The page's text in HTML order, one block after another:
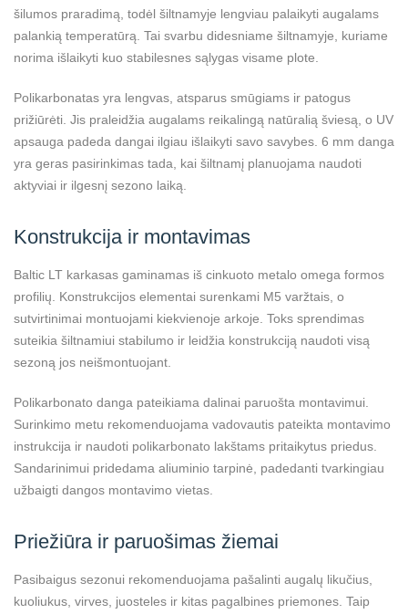
šilumos praradimą, todėl šiltnamyje lengviau palaikyti augalams
palankią temperatūrą. Tai svarbu didesniame šiltnamyje, kuriame
norima išlaikyti kuo stabilesnes sąlygas visame plote.
Polikarbonatas yra lengvas, atsparus smūgiams ir patogus
prižiūrėti. Jis praleidžia augalams reikalingą natūralią šviesą, o UV
apsauga padeda dangai ilgiau išlaikyti savo savybes. 6 mm danga
yra geras pasirinkimas tada, kai šiltnamį planuojama naudoti
aktyviai ir ilgesnį sezono laiką.
Konstrukcija ir montavimas
Baltic LT karkasas gaminamas iš cinkuoto metalo omega formos
profilių. Konstrukcijos elementai surenkami M5 varžtais, o
sutvirtinimai montuojami kiekvienoje arkoje. Toks sprendimas
suteikia šiltnamiui stabilumo ir leidžia konstrukciją naudoti visą
sezoną jos neišmontuojant.
Polikarbonato danga pateikiama dalinai paruošta montavimui.
Surinkimo metu rekomenduojama vadovautis pateikta montavimo
instrukcija ir naudoti polikarbonato lakštams pritaikytus priedus.
Sandarinimui pridedama aliuminio tarpinė, padedanti tvarkingiau
užbaigti dangos montavimo vietas.
Priežiūra ir paruošimas žiemai
Pasibaigus sezonui rekomenduojama pašalinti augalų likučius,
kuoliukus, virves, juosteles ir kitas pagalbines priemones. Taip